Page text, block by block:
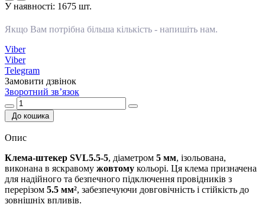
У наявності: 1675 шт.
Якщо Вам потрібна більша кількість - напишіть нам.
Viber
Viber
Telegram
Замовити дзвінок
Зворотний зв’язок
До кошика
Опис
Клема-штекер SVL5.5-5, діаметром 5 мм, ізольована,
виконана в яскравому жовтому кольорі. Ця клема призначена
для надійного та безпечного підключення провідників з
перерізом 5.5 мм², забезпечуючи довговічність і стійкість до
зовнішніх впливів.